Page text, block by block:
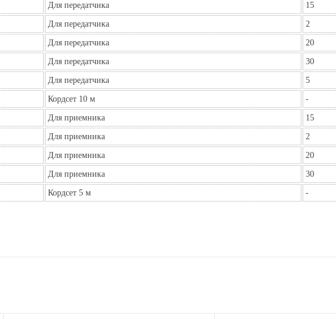
Для передатчика 15
Для передатчика 2
Для передатчика 20
Для передатчика 30
Для передатчика 5
Кордсет 10 м -
Для приемника 15
Для приемника 2
Для приемника 20
Для приемника 30
Кордсет 5 м -